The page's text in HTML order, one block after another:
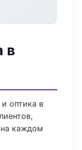
в
оптика в
на каждом